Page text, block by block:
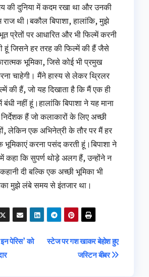
की दुनिया में कदम रखा था और उनकी
राज थी।बकौल बिपाशा, हालांकि, मुझे
प्रेतों पर आधारित और भी फिल्में करनी
हूं जिसने हर तरह की फिल्में की हैं जैसे
भूमिका, जिसे कोई भी प्रमुख
चाहेगी। मैंने हास्य से लेकर थ्रिलर
की हैं, जो यह दिखाता है कि मैं एक ही
नहीं हूं।हालांकि बिपाशा ने यह माना
हैं जो कलाकारों के लिए अच्छी
लेकिन एक अभिनेत्री के तौर पर मैं हर
करना पसंद करती हूं।बिपाशा ने
कहा कि सुपर्ण थोड़े अलग हैं, उन्होंने न
दी बल्कि एक अच्छी भूमिका भी
मुझे लंबे समय से इंतजार था।
स्टेज पर गश खाकर बेहोश हुए
जस्टिन बीबर
पेरिस’ को